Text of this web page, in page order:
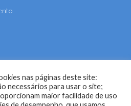
nas páginas deste site:
necessários para usar o site;
maior facilidade de uso